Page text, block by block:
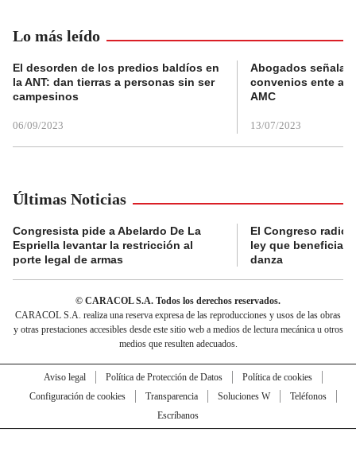
Lo más leído
El desorden de los predios baldíos en
la ANT: dan tierras a personas sin ser
campesinos
06/09/2023
Abogados
convenios ente
AMC
13/07/2023
Últimas Noticias
Congresista pide a Abelardo De La
Espriella levantar la restricción al
porte legal de armas
El Congreso
ley que beneficia
danza
© CARACOL S.A. Todos los derechos reservados.
CARACOL S.A. realiza una reserva expresa de las reproducciones y usos de las obras
y otras prestaciones accesibles desde este sitio web a medios de lectura mecánica u otros
medios que resulten adecuados.
Aviso legal Política de Protección de Datos
Política de cookies
Configuración de cookies
Transparencia Soluciones W
Teléfonos
Escríbanos